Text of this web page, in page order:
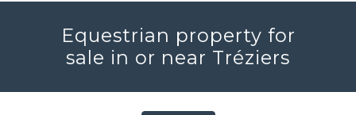
Equestrian property for
sale in or near Tréziers